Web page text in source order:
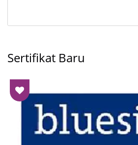
Sertifikat Baru